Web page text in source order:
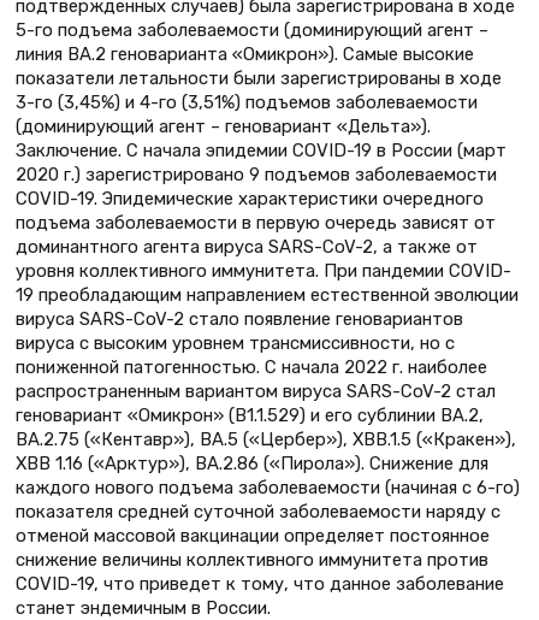
подтвержденных случаев) была зарегистрирована в ходе
5-го подъема заболеваемости (доминирующий агент –
линия BA.2 геноварианта «Омикрон»). Самые высокие
показатели летальности были зарегистрированы в ходе
3-го (3,45%) и 4-го (3,51%) подъемов заболеваемости
(доминирующий агент – геновариант «Дельта»).
Заключение. С начала эпидемии COVID-19 в России (март
2020 г.) зарегистрировано 9 подъемов заболеваемости
COVID-19. Эпидемические характеристики очередного
подъема заболеваемости в первую очередь зависят от
доминантного агента вируса SARS-CoV-2, а также от
уровня коллективного иммунитета. При пандемии COVID-
19 преобладающим направлением естественной эволюции
вируса SARS-CoV-2 стало появление геновариантов
вируса с высоким уровнем трансмиссивности, но с
пониженной патогенностью. С начала 2022 г. наиболее
распространенным вариантом вируса SARS-CoV-2 стал
геновариант «Омикрон» (B1.1.529) и его сублинии BA.2,
BA.2.75 («Кентавр»), BA.5 («Цербер»), XBB.1.5 («Кракен»),
XBB 1.16 («Арктур»), BA.2.86 («Пирола»). Снижение для
каждого нового подъема заболеваемости (начиная с 6-го)
показателя средней суточной заболеваемости наряду с
отменой массовой вакцинации определяет постоянное
снижение величины коллективного иммунитета против
COVID-19, что приведет к тому, что данное заболевание
станет эндемичным в России.